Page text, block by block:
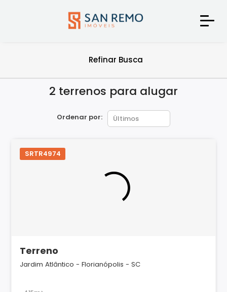
Refinar Busca
2 terrenos para alugar
Ordenar por:
SRTR4974
Terreno
Jardim Atlântico - Florianópolis - SC